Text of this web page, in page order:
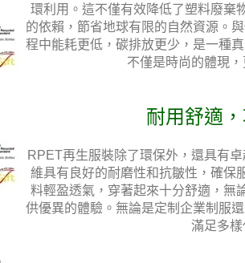
環利用。這不僅有效降低了塑料廢棄
的依賴，節省地球有限的自然資源。
程中能耗更低，碳排放更少，是一種
不僅是時尚的體現
耐用舒適
RPET再生服裝除了環保外，還具有
維具有良好的耐磨性和抗皺性，確保
料輕盈透氣，穿著起來十分舒適，無
供優異的體驗。無論是定制企業制服
滿足多樣